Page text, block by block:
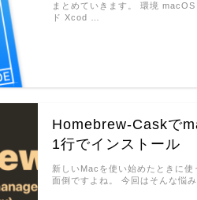
まとめていきます。 環境
ド Xcod …
Homebrew-Caskで
1行でインストール
新しいMacを使い始めたときに
面倒ですよね。 今回はそんな悩